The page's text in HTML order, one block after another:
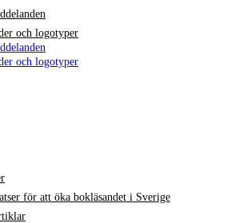
och logotyper
och logotyper
för att öka bokläsandet i Sverige